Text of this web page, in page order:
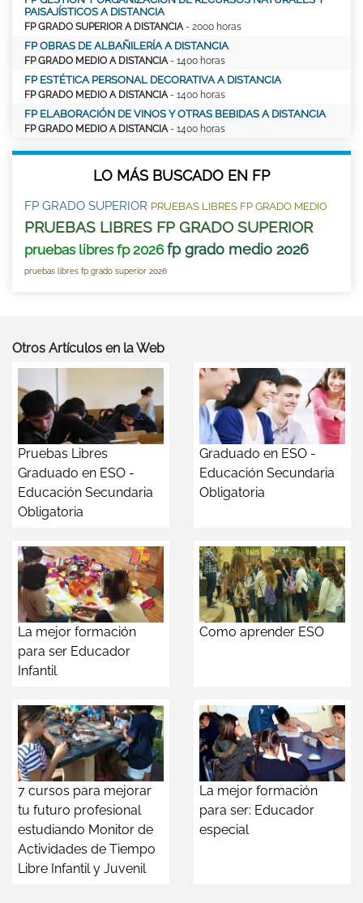
PAISAJÍSTICOS A DISTANCIA
FP GRADO SUPERIOR A DISTANCIA- 2000 horas
FP OBRAS DE ALBAÑILERÍA A DISTANCIA
FP GRADO MEDIO A DISTANCIA- 1400 horas
FP ESTÉTICA PERSONAL DECORATIVA A DISTANCIA
FP GRADO MEDIO A DISTANCIA- 1400 horas
FP ELABORACIÓN DE VINOS Y OTRAS BEBIDAS A DISTANCIA
FP GRADO MEDIO A DISTANCIA- 1400 horas
LO MÁS BUSCADO EN FP
FP GRADO SUPERIOR PRUEBAS LIBRES FP GRADO MEDIO
PRUEBAS LIBRES FP GRADO SUPERIOR
pruebas libres fp 2026 fp grado medio 2026
pruebas libres fp grado superior 2026
Otros Artículos en la Web
Pruebas Libres
Graduado en ESO -
Educación Secundaria
Obligatoria
Graduado en ESO -
Educación Secundaria
Obligatoria
La mejor formación
para ser Educador
Infantil
Como aprender ESO
7 cursos para mejorar
tu futuro profesional
estudiando Monitor de
Actividades de Tiempo
Libre Infantil y Juvenil
La mejor formación
para ser: Educador
especial